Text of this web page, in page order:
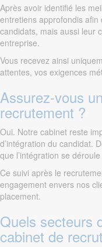
Après avoir identifié les
entretiens approfondis afin
candidats, mais aussi leur
entreprise.
Vous recevez ainsi
attentes, vos exigences
Assurez-vous
recrutement ?
Oui. Notre cabinet reste
d’intégration du candidat.
que l’intégration se
Ce suivi après le
engagement envers nos
placement.
Quels secteurs
cabinet de